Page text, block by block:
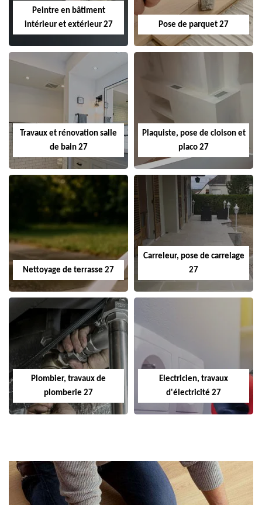
Peintre en bâtiment
intérieur et extérieur 27
Pose de parquet 27
Travaux et rénovation salle
de bain 27
Plaquiste, pose de cloison et
placo 27
Nettoyage de terrasse 27
Carreleur, pose de carrelage
27
Plombier, travaux de
plomberie 27
Electricien, travaux
d'électricité 27